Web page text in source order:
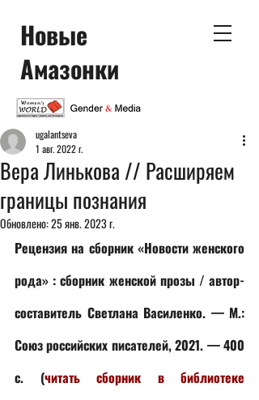
Новые
Амазонки
Вера Линькова // Расширяем
границы познания
ugalantseva
1 авг. 2022 г.
Обновлено:25 янв. 2023 г.
Рецензия на сборник «Новости женского
рода» : сборник женской прозы / автор-
составитель Светлана Василенко. — М.:
Союз российских писателей, 2021. — 400
с. (читать сборник в библиотеке